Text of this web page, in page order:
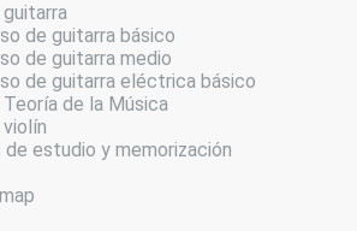
de guitarra básico
de guitarra medio
de guitarra eléctrica básico
de la Música
de estudio y memorización